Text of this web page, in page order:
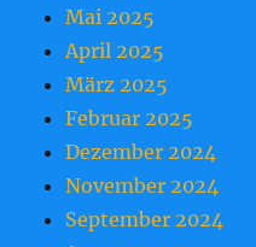
Mai 2025
April 2025
März 2025
Februar 2025
Dezember 2024
November 2024
September 2024